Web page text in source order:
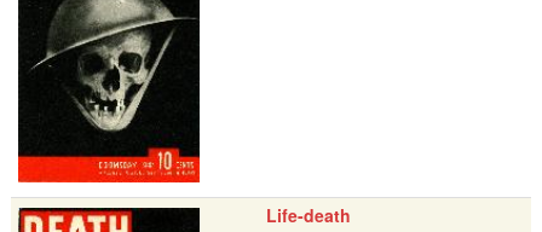
Life-death